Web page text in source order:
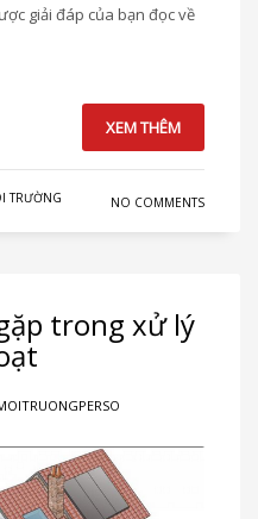
giải đáp của bạn đọc về
XEM THÊM
TRƯỜNG NO COMMENTS
trong xử lý